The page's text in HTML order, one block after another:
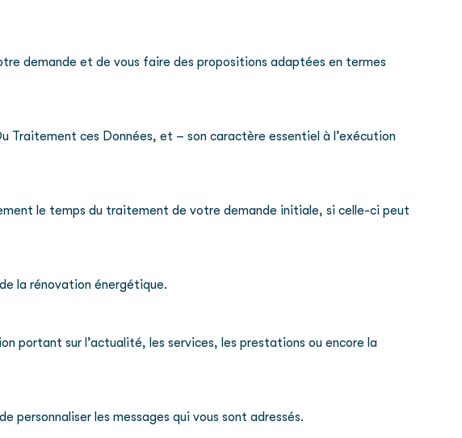
demande et de vous faire des propositions adaptées en termes
Traitement ces Données, et – son caractère essentiel à l’exécution
le temps du traitement de votre demande initiale, si celle-ci peut
la rénovation énergétique.
portant sur l’actualité, les services, les prestations ou encore la
personnaliser les messages qui vous sont adressés.